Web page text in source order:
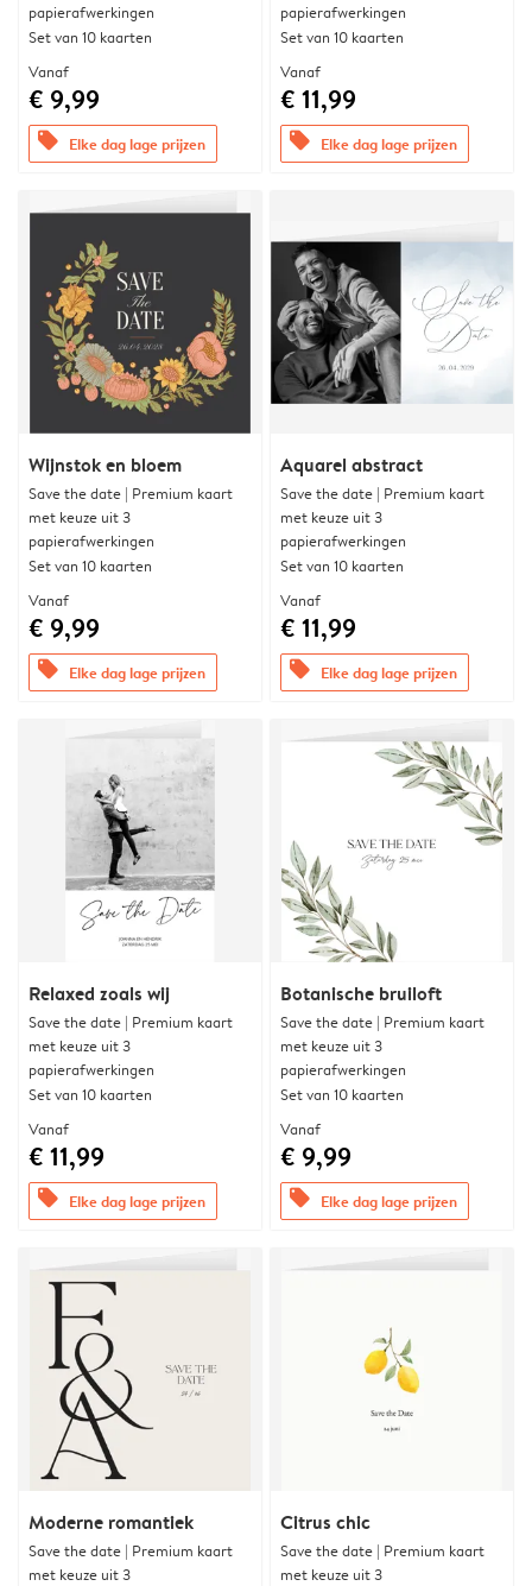
papierafwerkingen
Set van 10 kaarten
Vanaf
€ 9,99
offers Elke dag lage prijzen
papierafwerkingen
Set van 10 kaarten
Vanaf
€ 11,99
offers Elke dag lage prijzen
Wijnstok en bloem
Save the date | Premium kaart
met keuze uit 3
papierafwerkingen
Set van 10 kaarten
Vanaf
€ 9,99
offers Elke dag lage prijzen
Aquarel abstract
Save the date | Premium kaart
met keuze uit 3
papierafwerkingen
Set van 10 kaarten
Vanaf
€ 11,99
offers Elke dag lage prijzen
Relaxed zoals wij
Save the date | Premium kaart
met keuze uit 3
papierafwerkingen
Set van 10 kaarten
Vanaf
€ 11,99
offers Elke dag lage prijzen
Botanische bruiloft
Save the date | Premium kaart
met keuze uit 3
papierafwerkingen
Set van 10 kaarten
Vanaf
€ 9,99
offers Elke dag lage prijzen
Moderne romantiek
Save the date | Premium kaart
met keuze uit 3
Citrus chic
Save the date | Premium kaart
met keuze uit 3